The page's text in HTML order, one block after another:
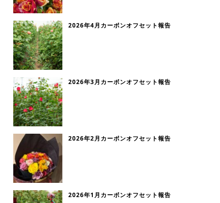
2026年4月カーボンオフセット報告
2026年3月カーボンオフセット報告
2026年2月カーボンオフセット報告
2026年1月カーボンオフセット報告